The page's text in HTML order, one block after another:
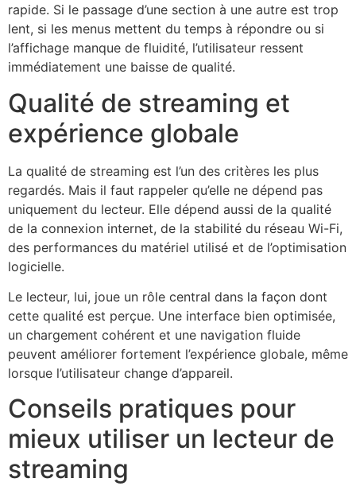
rapide. Si le passage d’une section à une autre est trop
lent, si les menus mettent du temps à répondre ou si
l’affichage manque de fluidité, l’utilisateur ressent
immédiatement une baisse de qualité.
Qualité de streaming et
expérience globale
La qualité de streaming est l’un des critères les plus
regardés. Mais il faut rappeler qu’elle ne dépend pas
uniquement du lecteur. Elle dépend aussi de la qualité
de la connexion internet, de la stabilité du réseau Wi-Fi,
des performances du matériel utilisé et de l’optimisation
logicielle.
Le lecteur, lui, joue un rôle central dans la façon dont
cette qualité est perçue. Une interface bien optimisée,
un chargement cohérent et une navigation fluide
peuvent améliorer fortement l’expérience globale, même
lorsque l’utilisateur change d’appareil.
Conseils pratiques pour
mieux utiliser un lecteur de
streaming